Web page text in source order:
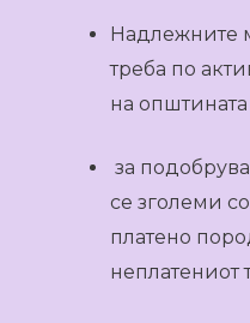
Надлежните
треба по
на
за
се зголеми
платено
неплатениот